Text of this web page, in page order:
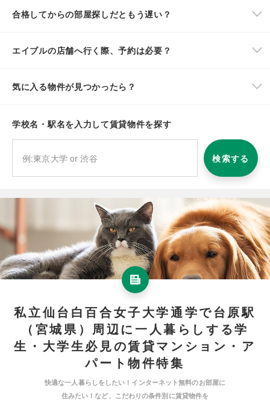
合格してからの部屋探しだともう遅い？
エイブルの店舗へ行く際、予約は必要？
気に入る物件が見つかったら？
学校名・駅名を入力して賃貸物件を探す
検索する
私立仙台白百合女子大学通学で台原駅
（宮城県）周辺に一人暮らしする学
生・大学生必見の賃貸マンション・ア
パート物件特集
快適な一人暮らしをしたい！インターネット無料のお部屋に
住みたい！など、こだわりの条件別に賃貸物件を